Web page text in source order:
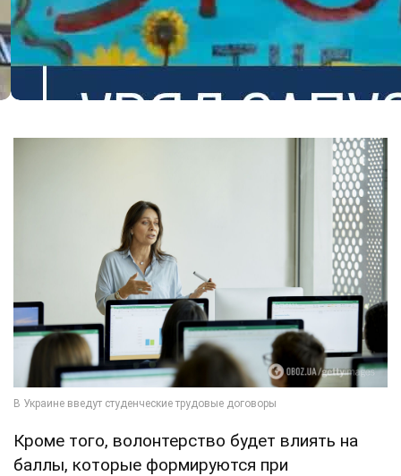
Кроме того, волонтерство будет влиять на
баллы, которые формируются при